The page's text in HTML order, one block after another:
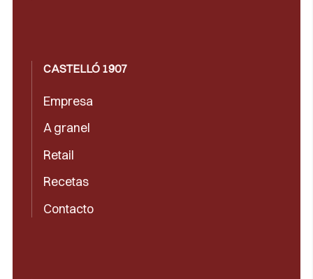
CASTELLÓ 1907
Empresa
A granel
Retail
Recetas
Contacto